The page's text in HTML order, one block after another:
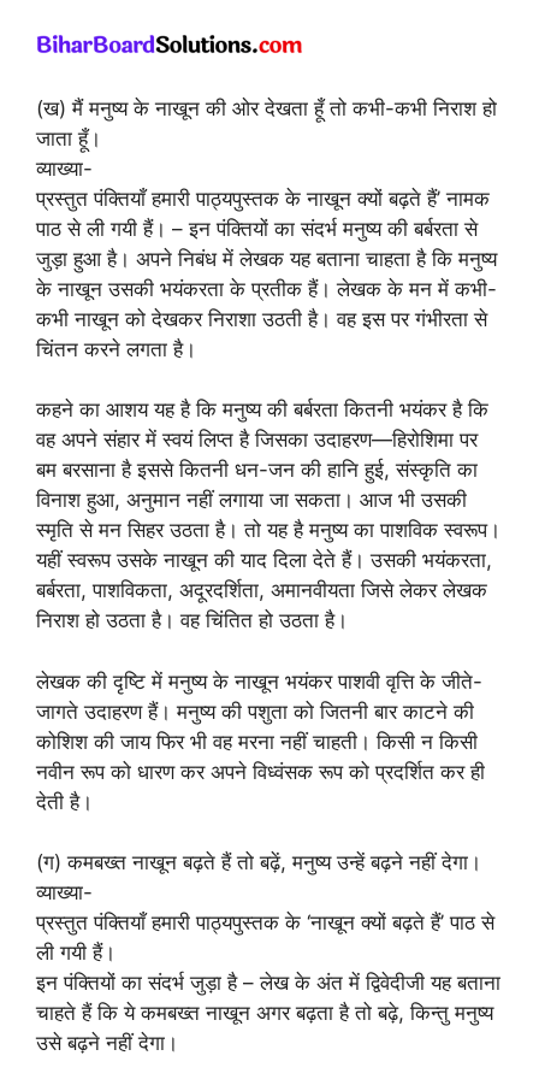
(ख) मैं मनुष्य के नाखून की ओर देखता हूँ तो कभी-कभी निराश हो
जाता हूँ।
व्याख्या-
प्रस्तुत पंक्तियाँ हमारी पाठ्यपुस्तक के नाखून क्यों बढ़ते हैं’ नामक
पाठ से ली गयी हैं। – इन पंक्तियों का संदर्भ मनुष्य की बर्बरता से
जुड़ा हुआ है। अपने निबंध में लेखक यह बताना चाहता है कि मनुष्य
के नाखून उसकी भयंकरता के प्रतीक हैं। लेखक के मन में कभी-
कभी नाखून को देखकर निराशा उठती है। वह इस पर गंभीरता से
चिंतन करने लगता है।
कहने का आशय यह है कि मनुष्य की बर्बरता कितनी भयंकर है कि
वह अपने संहार में स्वयं लिप्त है जिसका उदाहरण—हिरोशिमा पर
बम बरसाना है इससे कितनी धन-जन की हानि हुई, संस्कृति का
विनाश हुआ, अनुमान नहीं लगाया जा सकता। आज भी उसकी
स्मृति से मन सिहर उठता है। तो यह है मनुष्य का पाशविक स्वरूप।
यहीं स्वरूप उसके नाखून की याद दिला देते हैं। उसकी भयंकरता,
बर्बरता, पाशविकता, अदूरदर्शिता, अमानवीयता जिसे लेकर लेखक
निराश हो उठता है। वह चिंतित हो उठता है।
लेखक की दृष्टि में मनुष्य के नाखून भयंकर पाशवी वृत्ति के जीते-
जागते उदाहरण हैं। मनुष्य की पशुता को जितनी बार काटने की
कोशिश की जाय फिर भी वह मरना नहीं चाहती। किसी न किसी
नवीन रूप को धारण कर अपने विध्वंसक रूप को प्रदर्शित कर ही
देती है।
(ग) कमबख्त नाखून बढ़ते हैं तो बढ़ें, मनुष्य उन्हें बढ़ने नहीं देगा।
व्याख्या-
प्रस्तुत पंक्तियाँ हमारी पाठ्यपुस्तक के ‘नाखून क्यों बढ़ते हैं’ पाठ से
ली गयी हैं।
इन पंक्तियों का संदर्भ जुड़ा है – लेख के अंत में द्विवेदीजी यह बताना
चाहते हैं कि ये कमबख्त नाखून अगर बढ़ता है तो बढ़े, किन्तु मनुष्य
उसे बढ़ने नहीं देगा।